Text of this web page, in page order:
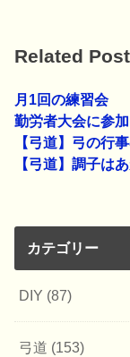
Related
月1回の練習会
勤労者大会に参
【弓道】弓の行
【弓道】調子は
カテゴリー
DIY (87)
弓道 (153)